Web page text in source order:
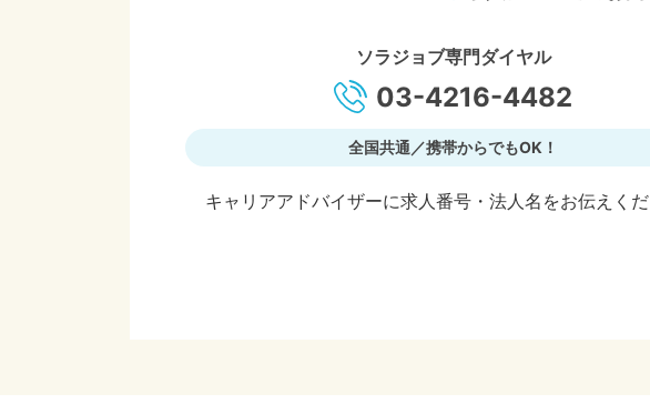
ソラジョブ専門ダイヤル
03-4216-4482
全国共通／携帯からでもOK！
キャリアアドバイザーに求人番号・法人名をお伝えくだ